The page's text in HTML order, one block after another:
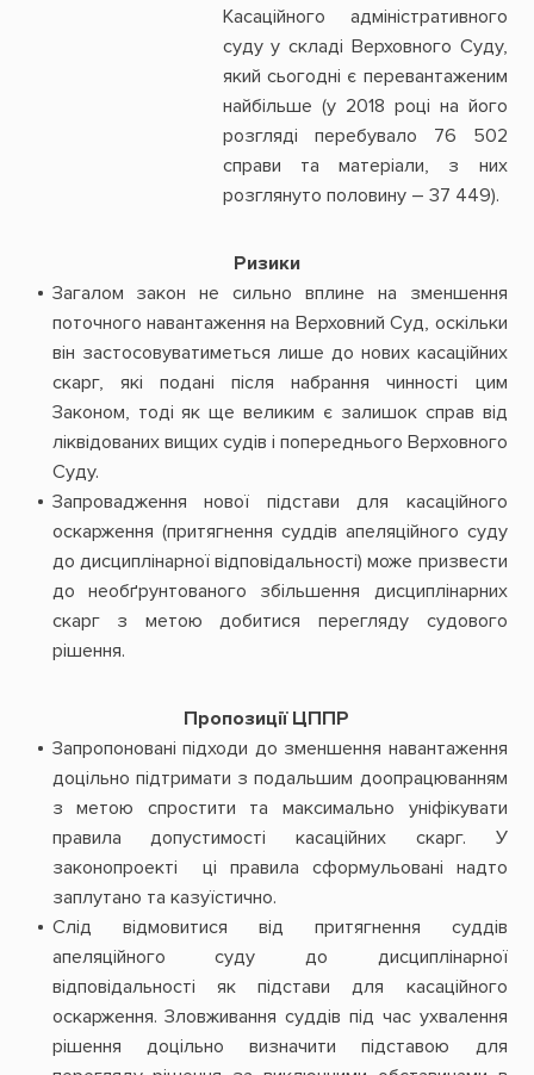
Касаційного адміністративного
суду у складі Верховного Суду,
який сьогодні є перевантаженим
найбільше (у 2018 році на його
розгляді перебувало 76 502
справи та матеріали, з них
розглянуто половину – 37 449).
Ризики
Загалом закон не сильно вплине на зменшення
поточного навантаження на Верховний Суд, оскільки
він застосовуватиметься лише до нових касаційних
скарг, які подані після набрання чинності цим
Законом, тоді як ще великим є залишок справ від
ліквідованих вищих судів і попереднього Верховного
Суду.
Запровадження нової підстави для касаційного
оскарження (притягнення суддів апеляційного суду
до дисциплінарної відповідальності) може призвести
до необґрунтованого збільшення дисциплінарних
скарг з метою добитися перегляду судового
рішення.
Пропозиції ЦППР
Запропоновані підходи до зменшення навантаження
доцільно підтримати з подальшим доопрацюванням
з метою спростити та максимально уніфікувати
правила допустимості касаційних скарг. У
законопроекті ці правила сформульовані надто
заплутано та казуїстично.
Слід відмовитися від притягнення суддів
апеляційного суду до дисциплінарної
відповідальності як підстави для касаційного
оскарження. Зловживання суддів під час ухвалення
рішення доцільно визначити підставою для